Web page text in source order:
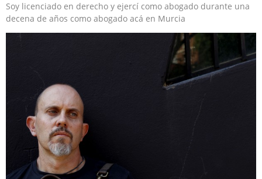
Soy licenciado en derecho y ejercí como abogado durante una
decena de años como abogado acá en Murcia